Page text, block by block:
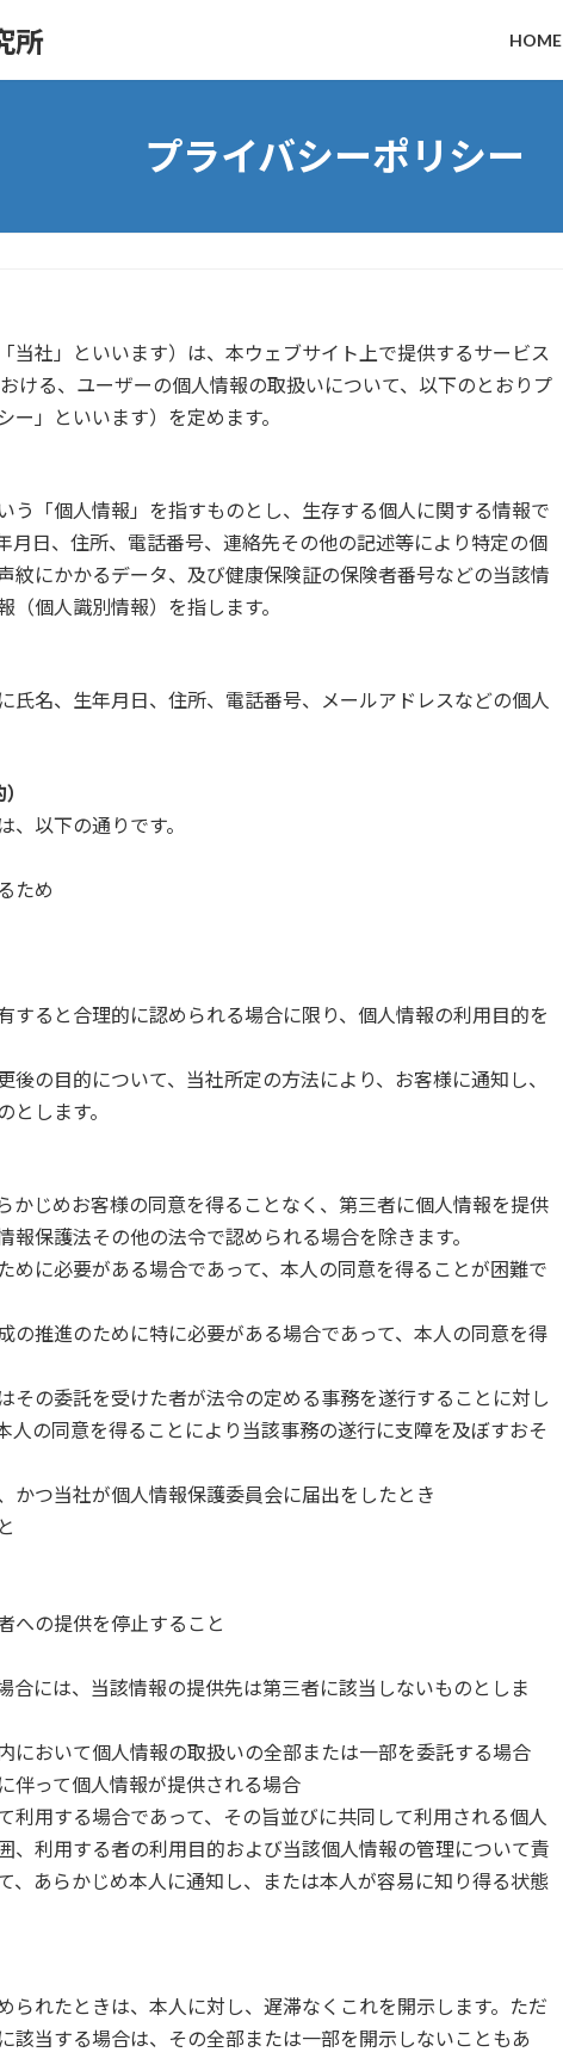
所 HOME
プライバシーポリシー
当社」といいます）は、本ウェブサイト上で提供するサービス
ける、ユーザーの個人情報の取扱いについて、以下のとおりプ
」といいます）を定めます。
う「個人情報」を指すものとし、生存する個人に関する情報で
月日、住所、電話番号、連絡先その他の記述等により特定の個
紋にかかるデータ、及び健康保険証の保険者番号などの当該情
個人識別情報）を指します。
氏名、生年月日、住所、電話番号、メールアドレスなどの個人
以下の通りです。
ため
すると合理的に認められる場合に限り、個人情報の利用目的を
の目的について、当社所定の方法により、お客様に通知し、
します。
かじめお客様の同意を得ることなく、第三者に個人情報を提供
保護法その他の法令で認められる場合を除きます。
めに必要がある場合であって、本人の同意を得ることが困難で
の推進のために特に必要がある場合であって、本人の同意を得
その委託を受けた者が法令の定める事務を遂行することに対し
人の同意を得ることにより当該事務の遂行に支障を及ぼすおそ
かつ当社が個人情報保護委員会に届出をしたとき
への提供を停止すること
合には、当該情報の提供先は第三者に該当しないものとしま
において個人情報の取扱いの全部または一部を委託する場合
伴って個人情報が提供される場合
利用する場合であって、その旨並びに共同して利用される個人
、利用する者の利用目的および当該個人情報の管理について責
、あらかじめ本人に通知し、または本人が容易に知り得る状態
られたときは、本人に対し、遅滞なくこれを開示します。ただ
該当する場合は、その全部または一部を開示しないこともあ